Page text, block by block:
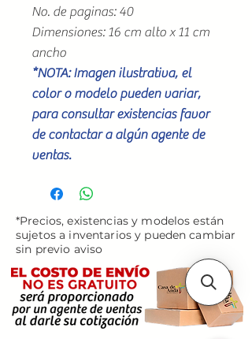
No. de paginas: 40
Dimensiones: 16 cm alto x 11 cm
ancho
*NOTA: Imagen ilustrativa, el
color o modelo pueden variar,
para consultar existencias favor
de contactar a algún agente de
ventas.
*Precios, existencias y modelos están
sujetos a inventarios y pueden cambiar
sin previo aviso